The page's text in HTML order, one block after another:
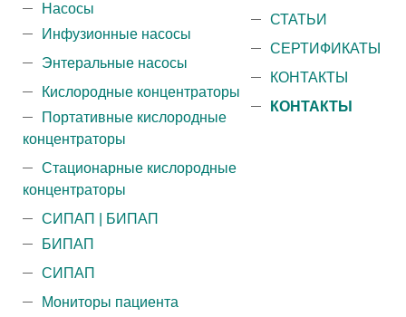
Насосы
Инфузионные насосы
Энтеральные насосы
Кислородные концентраторы
Портативные кислородные
концентраторы
Стационарные кислородные
концентраторы
СИПАП | БИПАП
БИПАП
СИПАП
Мониторы пациента
СТАТЬИ
СЕРТИФИКАТЫ
КОНТАКТЫ
КОНТАКТЫ